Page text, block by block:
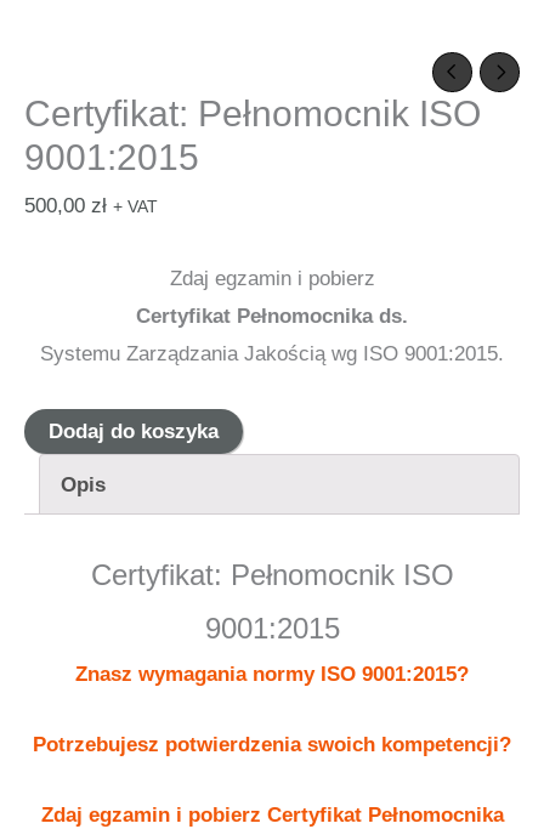
Certyfikat: Pełnomocnik ISO
9001:2015
500,00 zł + VAT
Zdaj egzamin i pobierz
Certyfikat Pełnomocnika ds.
Systemu Zarządzania Jakością wg ISO 9001:2015.
ilość
Pełnomocnik
9001:2015
Dodaj do koszyka
Opis
Certyfikat: Pełnomocnik ISO
9001:2015
Znasz wymagania normy ISO 9001:2015?
Potrzebujesz potwierdzenia swoich kompetencji?
Zdaj egzamin i pobierz Certyfikat Pełnomocnika